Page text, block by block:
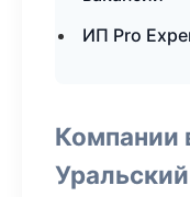
ИП Pro
Компании